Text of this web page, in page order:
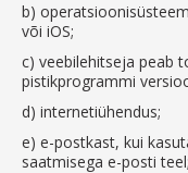
b)
või iOS;
c) veebilehitseja peab
pistikprogrammi
d) internetiühendus;
e) e-postkast, kui
saatmisega e-posti teel;